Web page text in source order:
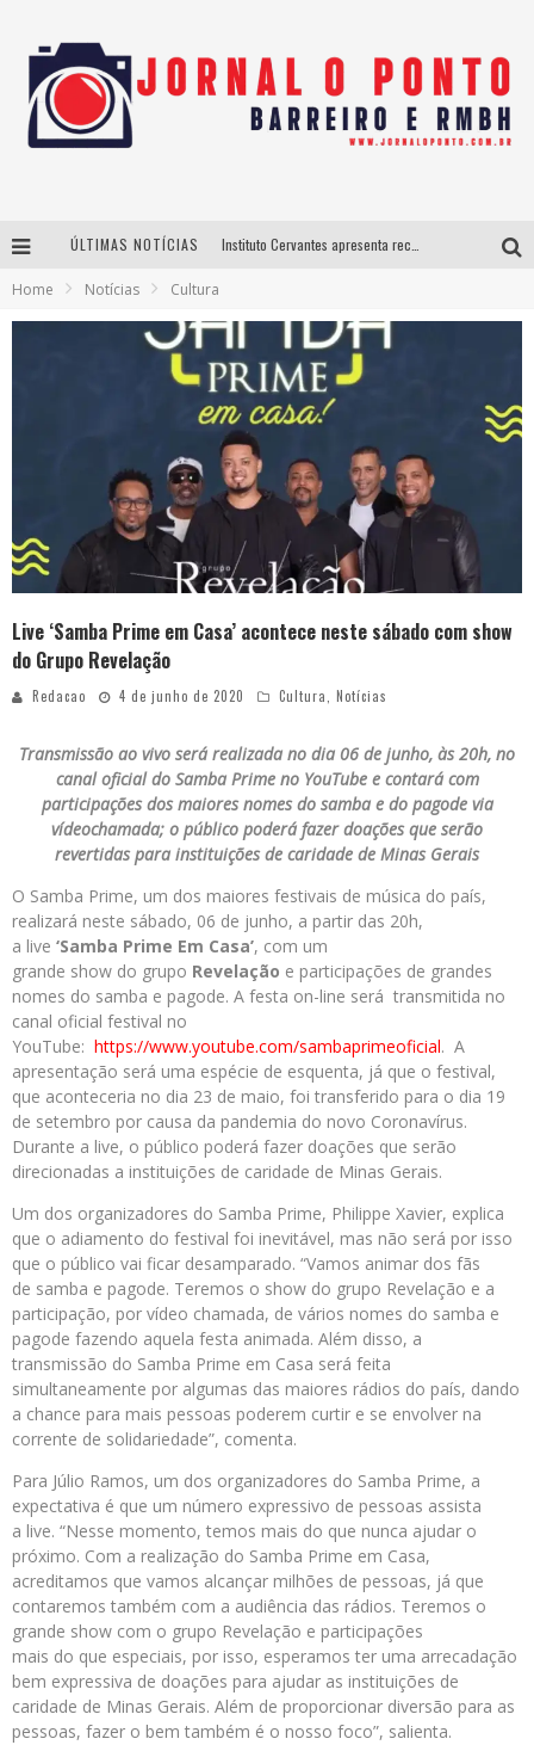
ÚLTIMAS NOTÍCIAS
Home Notícias Cultura
Live ‘Samba Prime em Casa’ acontece neste sábado com show
do Grupo Revelação
Redacao 4 de junho de 2020 Cultura, Notícias
Transmissão ao vivo será realizada no dia 06 de junho, às 20h, no
canal oficial do Samba Prime no YouTube e contará com
participações dos maiores nomes do samba e do pagode via
vídeochamada; o público poderá fazer doações que serão
revertidas para instituições de caridade de Minas Gerais
O Samba Prime, um dos maiores festivais de música do país,
realizará neste sábado, 06 de junho, a partir das 20h,
a live ‘Samba Prime Em Casa’, com um
grande show do grupo Revelação e participações de grandes
nomes do samba e pagode. A festa on-line será transmitida no
canal oficial festival no
YouTube: https://www.youtube.com/sambaprimeoficial. A
apresentação será uma espécie de esquenta, já que o festival,
que aconteceria no dia 23 de maio, foi transferido para o dia 19
de setembro por causa da pandemia do novo Coronavírus.
Durante a live, o público poderá fazer doações que serão
direcionadas a instituições de caridade de Minas Gerais.
Um dos organizadores do Samba Prime, Philippe Xavier, explica
que o adiamento do festival foi inevitável, mas não será por isso
que o público vai ficar desamparado. “Vamos animar dos fãs
de samba e pagode. Teremos o show do grupo Revelação e a
participação, por vídeo chamada, de vários nomes do samba e
pagode fazendo aquela festa animada. Além disso, a
transmissão do Samba Prime em Casa será feita
simultaneamente por algumas das maiores rádios do país, dando
a chance para mais pessoas poderem curtir e se envolver na
corrente de solidariedade”, comenta.
Para Júlio Ramos, um dos organizadores do Samba Prime, a
expectativa é que um número expressivo de pessoas assista
a live. “Nesse momento, temos mais do que nunca ajudar o
próximo. Com a realização do Samba Prime em Casa,
acreditamos que vamos alcançar milhões de pessoas, já que
contaremos também com a audiência das rádios. Teremos o
grande show com o grupo Revelação e participações
mais do que especiais, por isso, esperamos ter uma arrecadação
bem expressiva de doações para ajudar as instituições de
caridade de Minas Gerais. Além de proporcionar diversão para as
pessoas, fazer o bem também é o nosso foco”, salienta.